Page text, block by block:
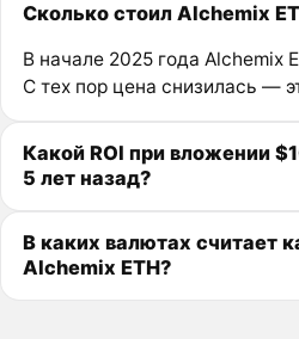
Сколько стоил Alchemix
В начале 2025 года Alchemix
С тех пор цена снизилась —
Какой ROI при вложении
5 лет назад?
В каких валютах считает
Alchemix ETH?